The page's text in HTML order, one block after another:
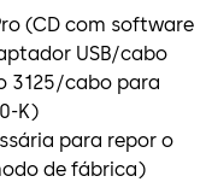
(CD com software
USB/cabo
3125/cabo para
K)
para repor o
de fábrica)